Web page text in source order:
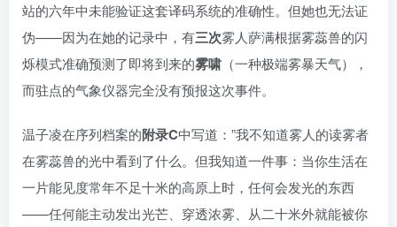
站的六年中未能验证这套译码系统的准确性。但她也无法证
伪——因为在她的记录中，有三次雾人萨满根据雾蕊兽的闪
烁模式准确预测了即将到来的雾啸 （一种极端雾暴天气），
而驻点的气象仪器完全没有预报这次事件。
温子凌在序列档案的附录C中写道：”我不知道雾人的读雾者
在雾蕊兽的光中看到了什么。但我知道一件事：当你生活在
一片能见度常年不足十米的高原上时，任何会发光的东西
——任何能主动发出光芒、穿透浓雾、从二十米外就能被你